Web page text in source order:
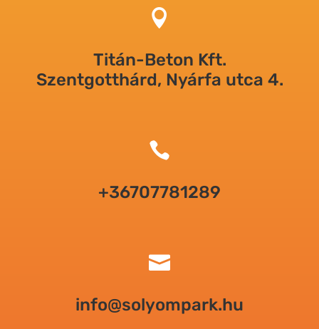

Titán-Beton Kft.
Szentgotthárd, Nyárfa utca 4.

+36707781289

info@solyompark.hu